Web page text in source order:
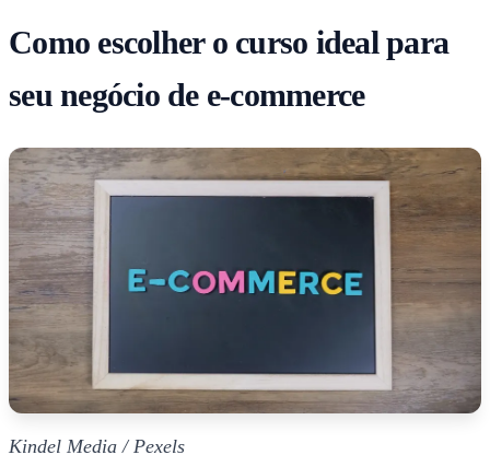
Como escolher o curso ideal para
seu negócio de e-commerce
Kindel Media / Pexels